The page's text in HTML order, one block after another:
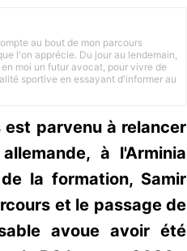
au bout de mon parcours
l'on apprécie. Du jour au lendemain,
moi un futur avocat, pour vivre de
sportive en essayant d'informer au
est parvenu à relancer
à l'Arminia
la formation, Samir
et le passage de
avoue avoir été